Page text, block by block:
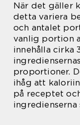
När det gäller
detta variera
och antalet
vanlig portion
innehålla cirka
proportioner.
ihåg att
på receptet
ingredienserna